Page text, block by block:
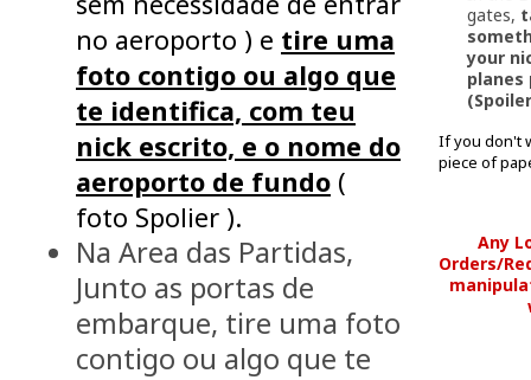
no aeroporto ) e tire uma
foto contigo ou algo que
te identifica, com teu
nick escrito, e o nome do
aeroporto de fundo (
foto Spolier ).
Na Area das Partidas,
Junto as portas de
embarque, tire uma foto
contigo ou algo que te
gates,
your
planes
If you don't
piece of
Any
Orders/